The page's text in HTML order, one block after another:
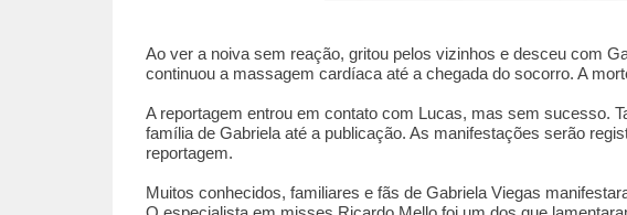
Ao ver a noiva sem reação, gritou pelos vizinhos e desceu com
continuou a massagem cardíaca até a chegada do socorro. A
A reportagem entrou em contato com Lucas, mas sem sucesso.
família de Gabriela até a publicação. As manifestações serão
reportagem.
Muitos conhecidos, familiares e fãs de Gabriela Viegas